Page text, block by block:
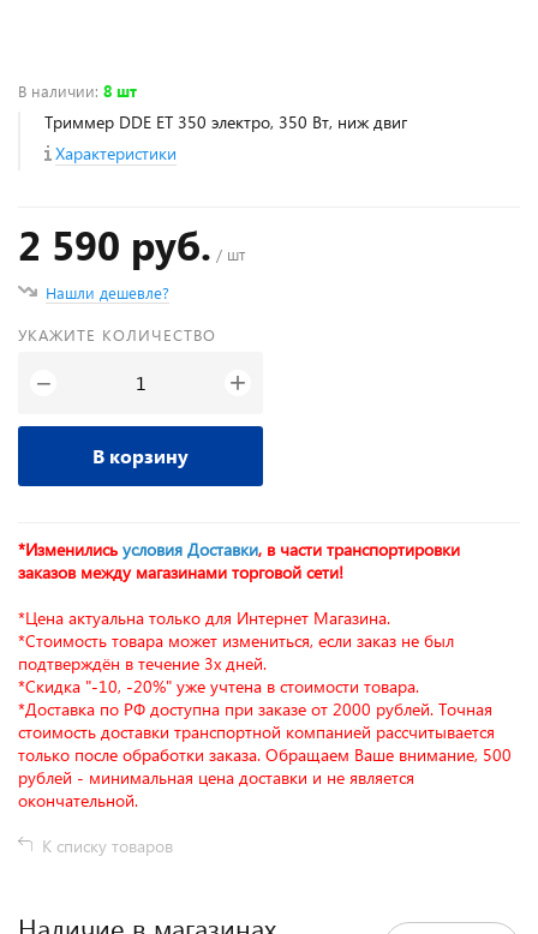
В наличии: 8 шт
Триммер DDE ET 350 электро, 350 Вт, ниж двиг
Характеристики
2 590 руб. / шт
Нашли дешевле?
УКАЖИТЕ КОЛИЧЕСТВО
− +
В корзину
*Изменились условия Доставки, в части транспортировки
заказов между магазинами торговой сети!
*Цена актуальна только для Интернет Магазина.
*Стоимость товара может измениться, если заказ не был
подтверждён в течение 3х дней.
*Скидка "-10, -20%" уже учтена в стоимости товара.
*Доставка по РФ доступна при заказе от 2000 рублей. Точная
стоимость доставки транспортной компанией рассчитывается
только после обработки заказа. Обращаем Ваше внимание, 500
рублей - минимальная цена доставки и не является
окончательной.
К списку товаров